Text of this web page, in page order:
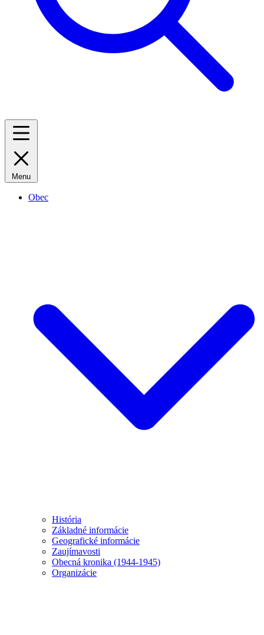
Menu
Obec
História
Základné informácie
Geografické informácie
Zaujímavosti
Obecná kronika (1944-1945)
Organizácie